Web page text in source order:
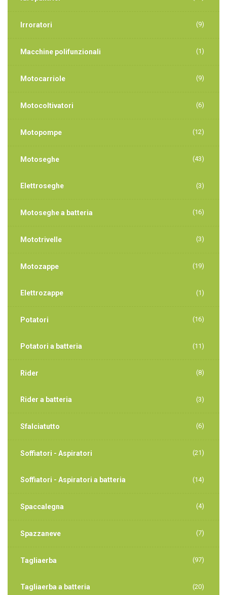
Irroratori (9)
Macchine polifunzionali (1)
Motocarriole (9)
Motocoltivatori (6)
Motopompe (12)
Motoseghe (43)
Elettroseghe (3)
Motoseghe a batteria (16)
Mototrivelle (3)
Motozappe (19)
Elettrozappe (1)
Potatori (16)
Potatori a batteria (11)
Rider (8)
Rider a batteria (3)
Sfalciatutto (6)
Soffiatori - Aspiratori (21)
Soffiatori - Aspiratori a batteria (14)
Spaccalegna (4)
Spazzaneve (7)
Tagliaerba (97)
Tagliaerba a batteria (20)